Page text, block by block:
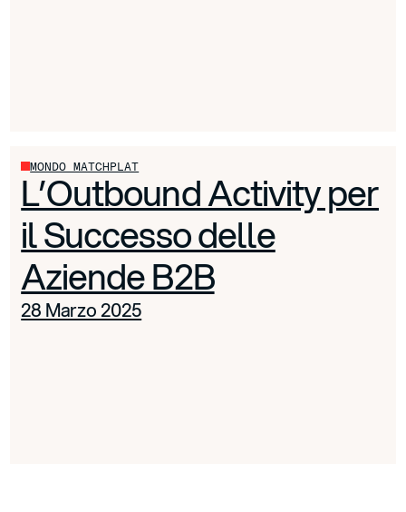
MONDO MATCHPLAT
L’Outbound Activity per
il Successo delle
Aziende B2B
28 Marzo 2025